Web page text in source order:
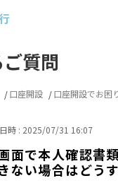
質問
口座開設 口座開設でお困
時 : 2025/07/31 16:07
面で本人確認書
ない場合はどう